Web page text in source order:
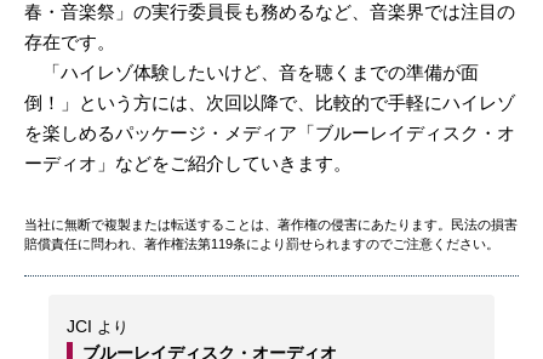
春・音楽祭」の実行委員長も務めるなど、音楽界では注目の
存在です。
「ハイレゾ体験したいけど、音を聴くまでの準備が面
倒！」という方には、次回以降で、比較的で手軽にハイレゾ
を楽しめるパッケージ・メディア「ブルーレイディスク・オ
ーディオ」などをご紹介していきます。
当社に無断で複製または転送することは、著作権の侵害にあたります。民法の損害
賠償責任に問われ、著作権法第119条により罰せられますのでご注意ください。
JCI より
ブルーレイディスク・オーディオ